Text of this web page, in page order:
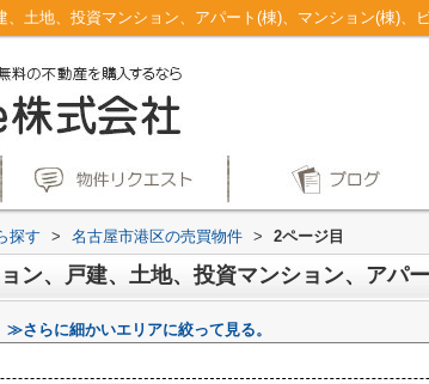
探す > 名古屋市港区の売買物件 > 2ページ目
≫さらに細かいエリアに絞って見る。